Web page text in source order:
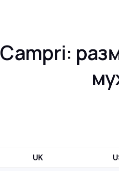
Campri:
UK